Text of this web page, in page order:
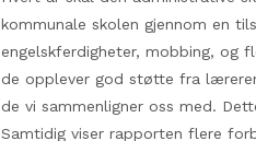
kommunale skolen gjennom en
engelskferdigheter, mobbing, og
de opplever god støtte fra
de vi sammenligner oss med.
Samtidig viser rapporten flere